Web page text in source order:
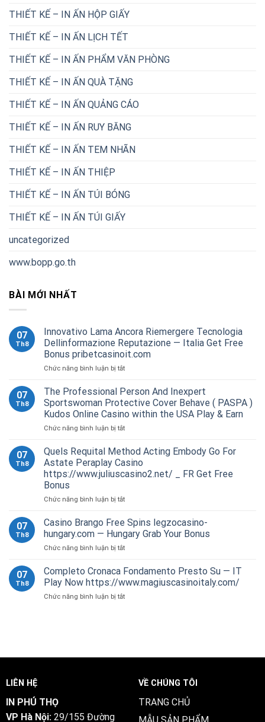
THIẾT KẾ – IN ẤN HỘP GIẤY
THIẾT KẾ – IN ẤN LỊCH TẾT
THIẾT KẾ – IN ẤN PHẨM VĂN PHÒNG
THIẾT KẾ – IN ẤN QUÀ TẶNG
THIẾT KẾ – IN ẤN QUẢNG CÁO
THIẾT KẾ – IN ẤN RUY BĂNG
THIẾT KẾ – IN ẤN TEM NHÃN
THIẾT KẾ – IN ẤN THIỆP
THIẾT KẾ – IN ẤN TÚI BÓNG
THIẾT KẾ – IN ẤN TÚI GIẤY
uncategorized
www.bopp.go.th
BÀI MỚI NHẤT
07
Th8
Innovativo Lama Ancora Riemergere Tecnologia
Dellinformazione Reputazione — Italia Get Free
Bonus pribetcasinoit.com
Chức năng bình luận bị tắtở
Lama
Ancora
Riemergere
Tecnologia
Dellinformazione
—
Italia
Get
Free
pribetcasinoit.com
07
Th8
The Professional Person And Inexpert
Sportswoman Protective Cover Behave ( PASPA )
Kudos Online Casino within the USA Play & Earn
Chức năng bình luận bị tắtở
Professional
Person
And
Inexpert
Protective
Behave
PASPA
)
Online
Casino
the
07
Th8
Quels Requital Method Acting Embody Go For
Astate Peraplay Casino
https://www.juliuscasino2.net/ _ FR Get Free
Bonus
Chức năng bình luận bị tắtở
Requital
Method
Acting
Embody
For
Astate
Casino
Bonus
07
Th8
Casino Brango Free Spins legzocasino-
hungary.com — Hungary Grab Your Bonus
Chức năng bình luận bị tắtở
Brango
Spins
legzocasino-
Bonus
07
Th8
Completo Cronaca Fondamento Presto Su — IT
Play Now https://www.magiuscasinoitaly.com/
Chức năng bình luận bị tắtở
—
https://www.magiuscasinoitaly.com/
LIÊN HỆ
IN PHÚ THỌ
VP Hà Nội: 29/155 Đường
VỀ CHÚNG TÔI
TRANG CHỦ